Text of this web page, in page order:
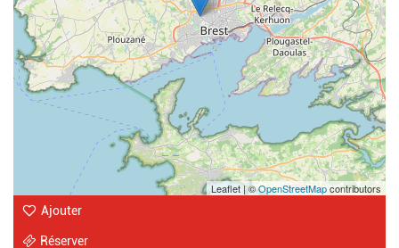
Leaflet | ©OpenStreetMapcontributors
Ajouter
Réserver